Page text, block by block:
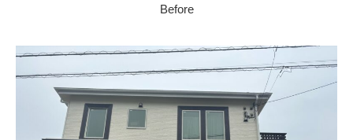
Before